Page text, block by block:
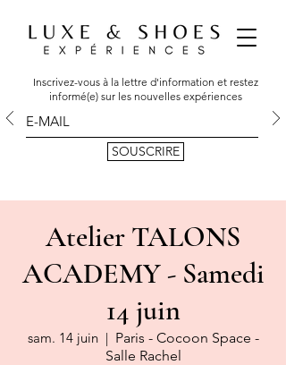
Inscrivez-vous à la lettre d'information et restez
informé(e) sur les nouvelles expériences
SOUSCRIRE
Atelier TALONS
ACADEMY - Samedi
14 juin
sam. 14 juin
  |
Paris - Cocoon Space -
Salle Rachel